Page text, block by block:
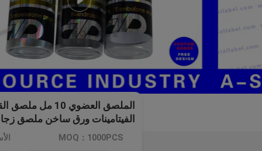
الملصق العضوي
الفيتامينات ورق ساخن ملصق
MOQ：1000PCS